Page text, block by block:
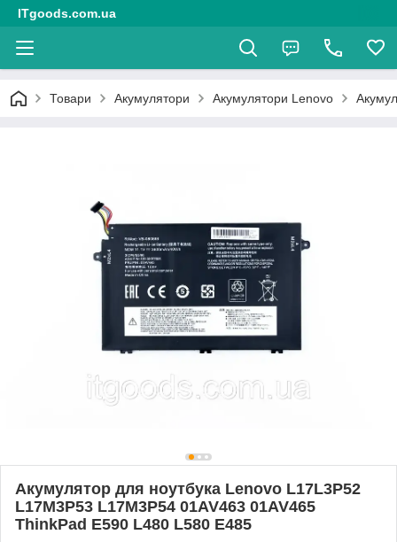
ITgoods.com.ua
Товари Акумулятори Акумулятори Lenovo
Акумулятор для ноутбука Lenovo L17L3P52
L17M3P53 L17M3P54 01AV463 01AV465
ThinkPad E590 L480 L580 E485